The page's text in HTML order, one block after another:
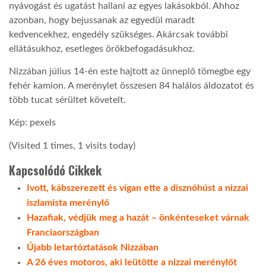
nyávogást és ugatást hallani az egyes lakásokból. Ahhoz
azonban, hogy bejussanak az egyedül maradt
kedvencekhez, engedély szükséges. Akárcsak további
ellátásukhoz, esetleges örökbefogadásukhoz.
Nizzában július 14-én este hajtott az ünneplő tömegbe egy
fehér kamion. A merénylet összesen 84 halálos áldozatot és
több tucat sérültet követelt.
Kép: pexels
(Visited 1 times, 1 visits today)
Kapcsolódó Cikkek
Ivott, kábszerezett és vígan ette a disznóhúst a nizzai
iszlamista merénylő
Hazafiak, védjük meg a hazát – önkénteseket várnak
Franciaországban
Újabb letartóztatások Nizzában
A 26 éves motoros, aki leütötte a nizzai merénylőt